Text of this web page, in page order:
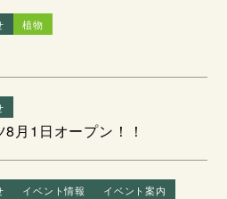
植物
月1日オープン！！
イベント情報 イベント案内